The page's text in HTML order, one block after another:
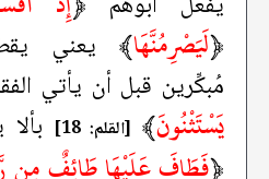
﴿لَيَصْرِمُنَّهَا﴾ يعني
مُبكِّرين قبل أن يأتي
يَسْتَثْنُونَ﴾ [القلم: 18]
﴿